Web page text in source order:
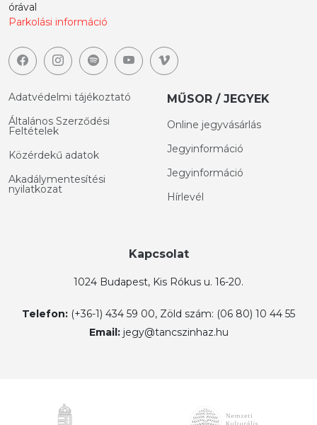
órával
Parkolási információ
Adatvédelmi tájékoztató
Általános Szerződési
Feltételek
Közérdekű adatok
Akadálymentesítési
nyilatkozat
MŰSOR / JEGYEK
Online jegyvásárlás
Jegyinformáció
Jegyinformáció
Hírlevél
Kapcsolat
1024 Budapest, Kis Rókus u. 16-20.
Telefon: (+36-1) 434 59 00, Zöld szám: (06 80) 10 44 55
Email: jegy@tancszinhaz.hu